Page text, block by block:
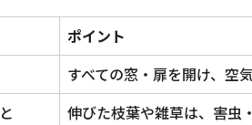
ポイント
すべての窓・扉を開け、空
伸びた枝葉や雑草は、害虫